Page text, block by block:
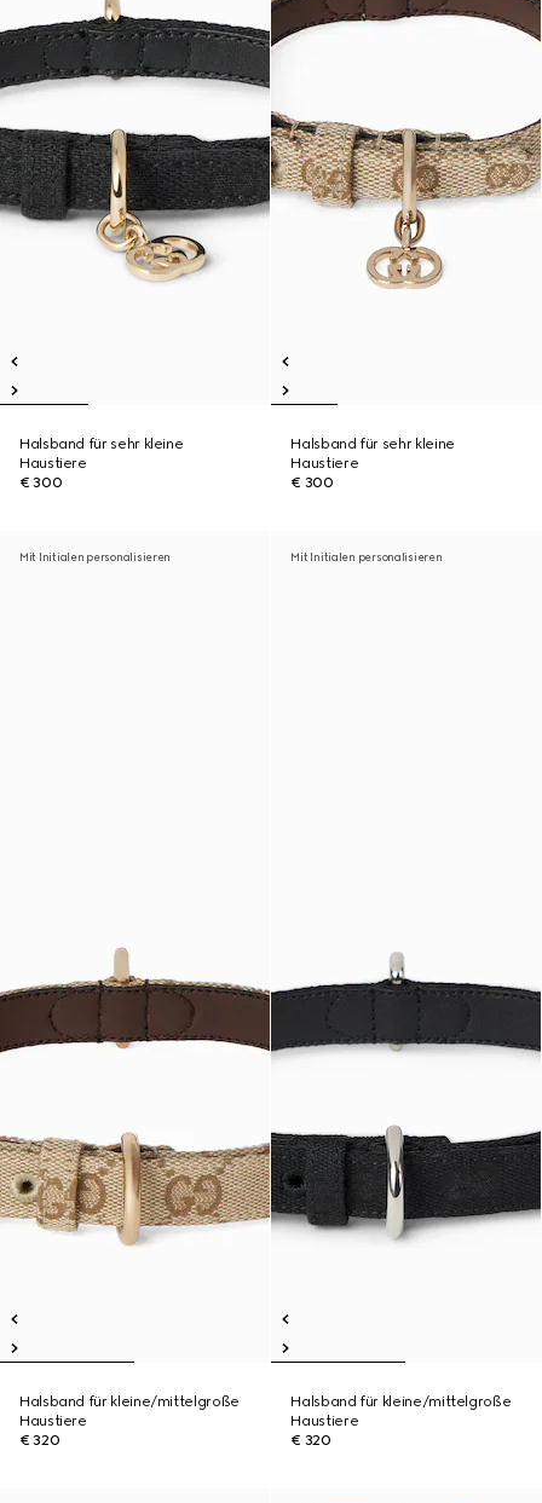
Halsband für sehr kleine
Haustiere
€ 300
Halsband für sehr kleine
Haustiere
€ 300
Mit Initialen personalisieren
Halsband für kleine/mittelgroße
Haustiere
€ 320
Mit Initialen personalisieren
Halsband für kleine/mittelgroße
Haustiere
€ 320